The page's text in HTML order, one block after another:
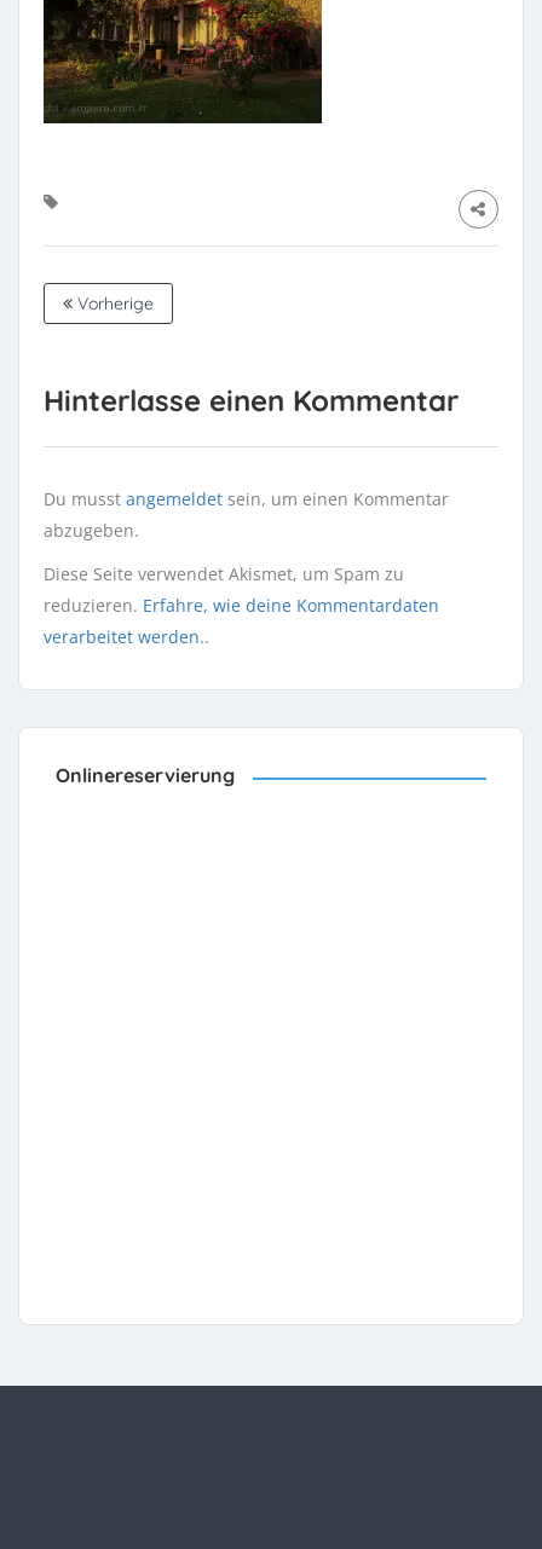
Vorherige
Hinterlasse einen Kommentar
Du musst angemeldet sein, um einen Kommentar
abzugeben.
Diese Seite verwendet Akismet, um Spam zu
reduzieren. Erfahre, wie deine Kommentardaten
verarbeitet werden..
Onlinereservierung